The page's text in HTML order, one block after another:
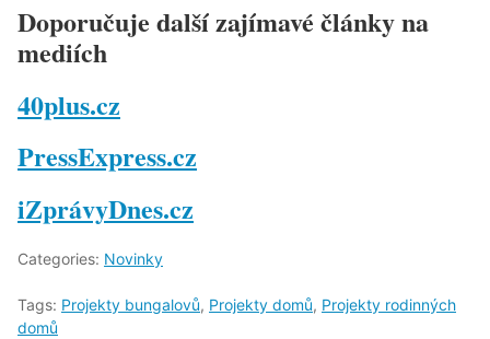
Doporučuje další zajímavé články na
mediích
40plus.cz
PressExpress.cz
iZprávyDnes.cz
Categories: Novinky
Tags: Projekty bungalovů, Projekty domů, Projekty rodinných
domů